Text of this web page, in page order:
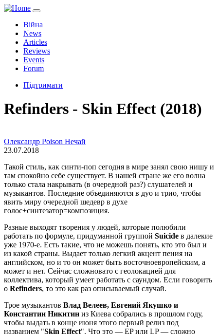
Війна
News
Articles
Reviews
Events
Forum
Підтримати
Refinders - Skin Effect (2018)
Олександр Poison Нечай
23.07.2018
Такой стиль, как синти-поп сегодня в мире занял свою нишу и
там спокойно себе существует. В нашей стране же его волна
только стала накрывать (в очередной раз?) слушателей и
музыкантов. Последние объединяются в дуо и трио, чтобы
явить миру очередной шедевр в духе
голос+синтезатор=композиция.
Разные выходят творения у людей, которые полюбили
работать по формуле, придуманной группой Suicide в далекие
уже 1970-е. Есть такие, что не можешь понять, кто это был и
из какой страны. Выдает только легкий акцент пения на
английском, но и то он может быть восточноевропейским, а
может и нет. Сейчас сложновато с геолокацией для
коллектива, который умеет работать с саундом. Если говорить
о Refinders, то это как раз описываемый случай.
Трое музыкантов Влад Велеев, Евгений Якушко и
Константин Никитин из Киева собрались в прошлом году,
чтобы выдать в конце июня этого первый релиз под
названием "Skin Effect". Что это — EP или LP — сложно